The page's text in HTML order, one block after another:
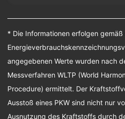
* Die Informationen erfolgen
angegebenen Werte wurden nach
Messverfahren WLTP (World
Procedure) ermittelt. Der
Ausstoß eines PKW sind nicht nur
Ausnutzung des Kraftstoffs durch